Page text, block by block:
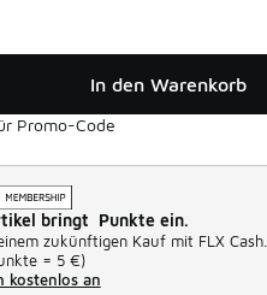
In den Warenkorb
Promo-Code
bringt Punkte ein.
zukünftigen Kauf mit FLX Cash.
= 5 €)
kostenlos an